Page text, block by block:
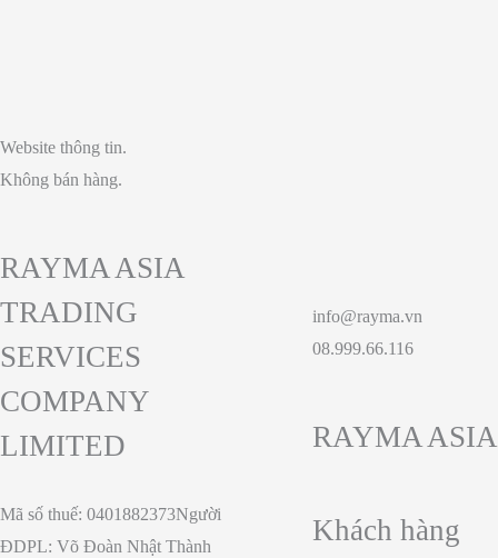
Website thông tin.
Không bán hàng.
RAYMA ASIA
TRADING
SERVICES
COMPANY
LIMITED
Mã số thuế: 0401882373Người
ĐDPL: Võ Đoàn Nhật Thành
info@rayma.vn
08.999.66.116
RAYMA ASIA
Khách hàng